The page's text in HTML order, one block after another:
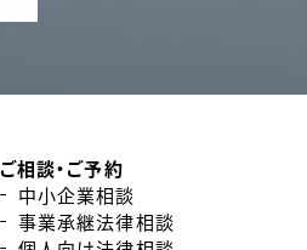
ご相談・ご予約
中小企業相談
事業承継法律相談